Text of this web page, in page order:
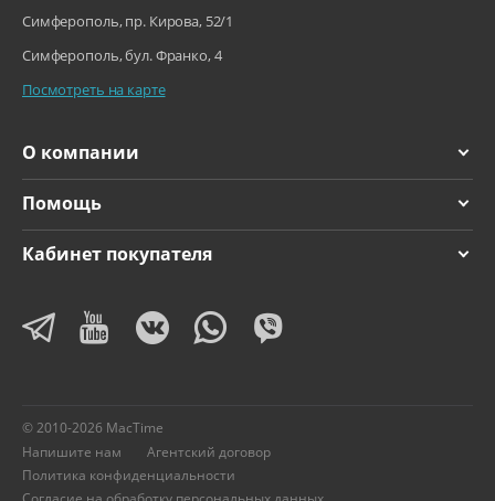
О компании
Помощь
Кабинет покупателя
Симферополь, пр. Кирова, 52/1
Симферополь, бул. Франко, 4
Посмотреть на карте
© 2010-2026 MacTime
Напишите нам
Агентский договор
Политика конфиденциальности